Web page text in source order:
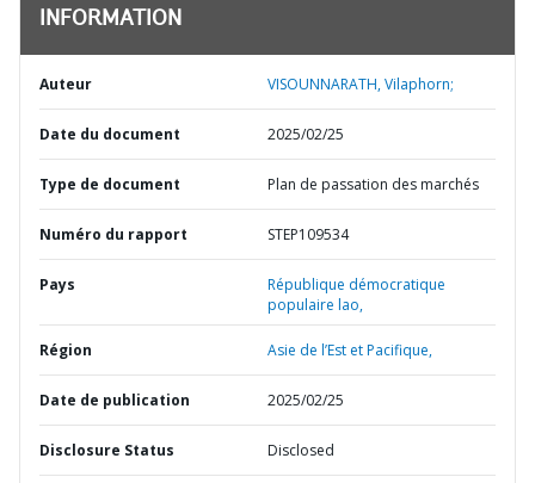
INFORMATION
Auteur VISOUNNARATH, Vilaphorn;
Date du document 2025/02/25
Type de document Plan de passation des marchés
Numéro du rapport STEP109534
Pays
République démocratique
populaire lao,
Région Asie de l’Est et Pacifique,
Date de publication 2025/02/25
Disclosure Status Disclosed